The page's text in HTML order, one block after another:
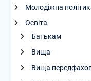
Молодіжна
Освіта
Батькам
Вища
Вища